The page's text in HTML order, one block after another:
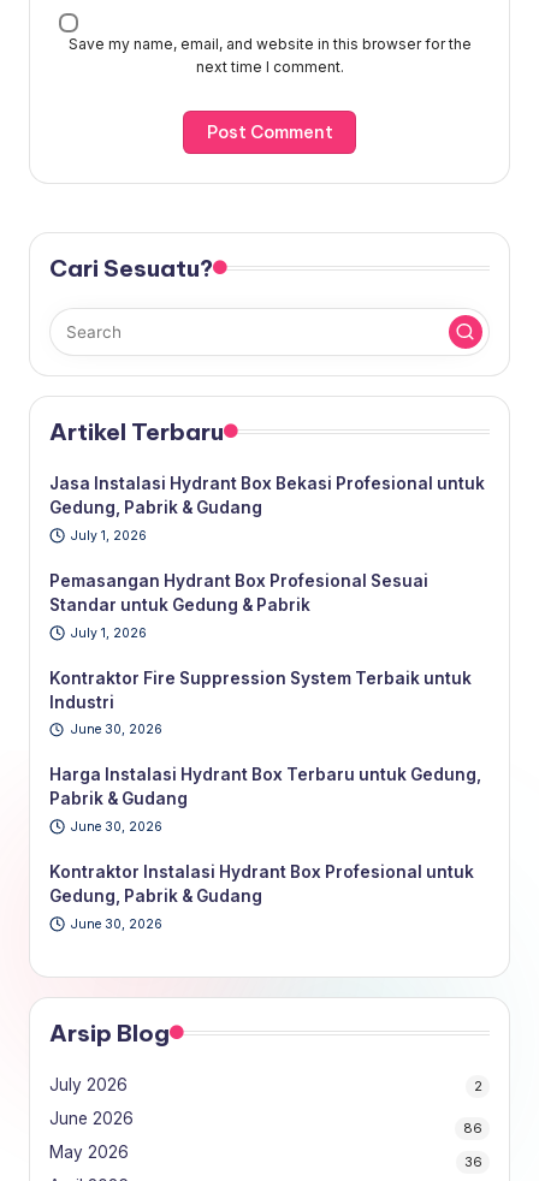
Save my name, email, and website in this browser for the
next time I comment.
Cari Sesuatu?
Artikel Terbaru
Jasa Instalasi Hydrant Box Bekasi Profesional untuk
Gedung, Pabrik & Gudang
July 1, 2026
Pemasangan Hydrant Box Profesional Sesuai
Standar untuk Gedung & Pabrik
July 1, 2026
Kontraktor Fire Suppression System Terbaik untuk
Industri
June 30, 2026
Harga Instalasi Hydrant Box Terbaru untuk Gedung,
Pabrik & Gudang
June 30, 2026
Kontraktor Instalasi Hydrant Box Profesional untuk
Gedung, Pabrik & Gudang
June 30, 2026
Arsip Blog
July 2026 2
June 2026
86
May 2026
36